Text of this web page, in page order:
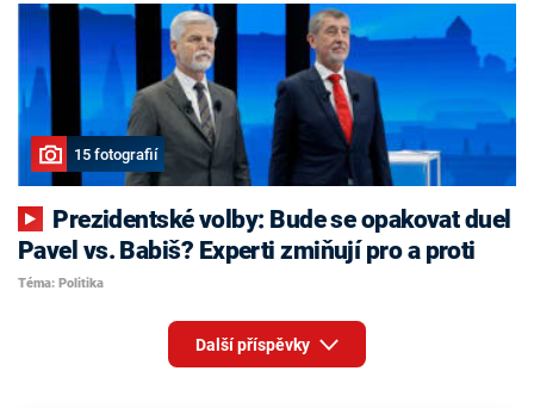
15 fotografií
Pavel vs. Babiš? Experti zmiňují pro a proti
Téma: Politika
Další příspěvky